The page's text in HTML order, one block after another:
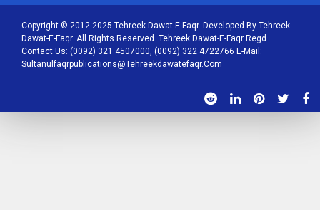
Copyright © 2012-2025 Tehreek Dawat-E-Faqr. Developed By Tehreek
Dawat-E-Faqr. All Rights Reserved. Tehreek Dawat-E-Faqr Regd.
Contact Us: (0092) 321 4507000, (0092) 322 4722766 E-Mail:
Sultanulfaqrpublications@tehreekdawatefaqr.com